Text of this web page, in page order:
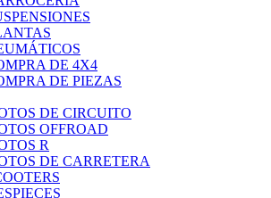
DE 4X4
DE PIEZAS
DE CIRCUITO
OFFROAD
R
DE CARRETERA